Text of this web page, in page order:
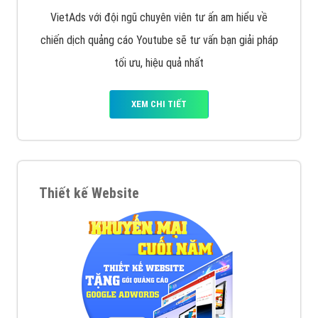
VietAds với đội ngũ chuyên viên tư ấn am hiểu về
chiến dịch quảng cáo Youtube sẽ tư vấn bạn giải pháp
tối ưu, hiệu quả nhất
XEM CHI TIẾT
Thiết kế Website